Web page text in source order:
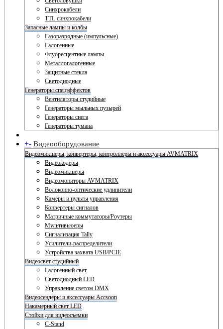
Синхрокабели
TTL синхрокабели
Запасные лампы и колбы
Газоразрядные (импульсные)
Галогенные
Флуоресцентные лампы
Металлогалогенные
Защитные стекла
Светодиодные
Генераторы спецэффектов
Вентиляторы студийные
Генераторы мыльных пузырей
Генераторы снега
Генераторы тумана
+- Видеооборудование
Видеомикшеры, конвертеры, контроллеры и аксессуары AVMATRIX
Видеокодеры
Видеомикшеры
Видеомониторы AVMATRIX
Волоконно-оптические удлинители
Камеры и пульты управления
Конвертеры сигналов
Матричные коммутаторы/Роутеры
Мультивьюеры
Сигнализация Tally
Усилители-распределители
Устройства захвата USB/PCIE
Видеосвет студийный
Галогенный свет
Светодиодный LED
Управление светом DMX
Видеосендеры и аксессуары Accsoon
Накамерный свет LED
Стойки для видеосъемки
C-Stand